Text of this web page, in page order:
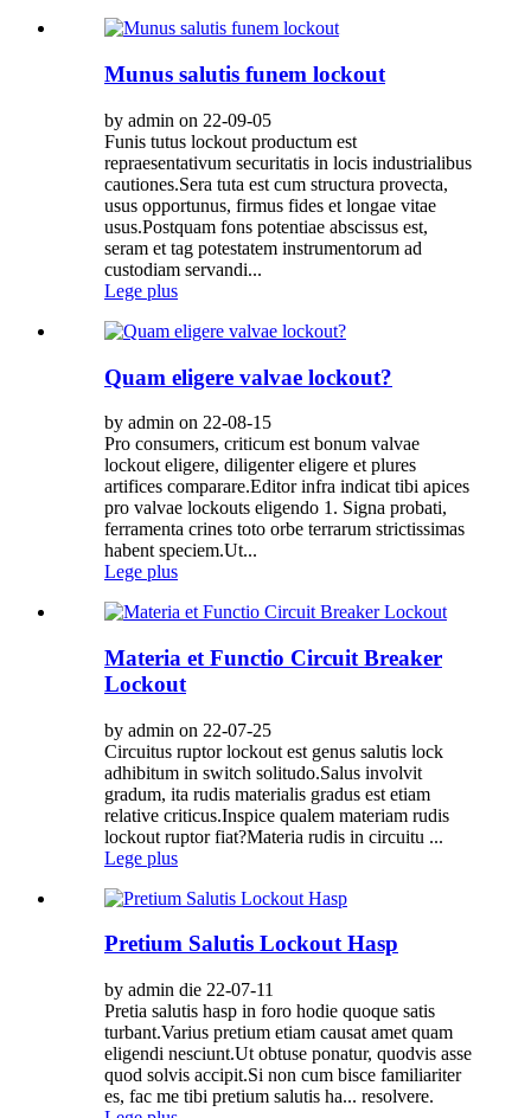
Munus salutis funem lockout
by admin on 22-09-05
Funis tutus lockout productum est
repraesentativum securitatis in locis industrialibus
cautiones.Sera tuta est cum structura provecta,
usus opportunus, firmus fides et longae vitae
usus.Postquam fons potentiae abscissus est,
seram et tag potestatem instrumentorum ad
custodiam servandi...
Lege plus
Quam eligere valvae lockout?
by admin on 22-08-15
Pro consumers, criticum est bonum valvae
lockout eligere, diligenter eligere et plures
artifices comparare.Editor infra indicat tibi apices
pro valvae lockouts eligendo 1. Signa probati,
ferramenta crines toto orbe terrarum strictissimas
habent speciem.Ut...
Lege plus
Materia et Functio Circuit Breaker
Lockout
by admin on 22-07-25
Circuitus ruptor lockout est genus salutis lock
adhibitum in switch solitudo.Salus involvit
gradum, ita rudis materialis gradus est etiam
relative criticus.Inspice qualem materiam rudis
lockout ruptor fiat?Materia rudis in circuitu ...
Lege plus
Pretium Salutis Lockout Hasp
by admin die 22-07-11
Pretia salutis hasp in foro hodie quoque satis
turbant.Varius pretium etiam causat amet quam
eligendi nesciunt.Ut obtuse ponatur, quodvis asse
quod solvis accipit.Si non cum bisce familiariter
es, fac me tibi pretium salutis ha... resolvere.